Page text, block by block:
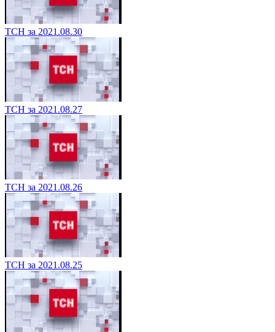
ТСН за 2021.08.30
ТСН за 2021.08.27
ТСН за 2021.08.26
ТСН за 2021.08.25